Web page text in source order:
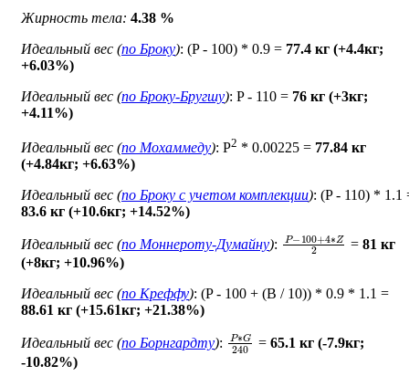
Жирность тела: 4.38 %
Идеальный вес (по Броку): (P - 100) * 0.9 = 77.4 кг (+4.4кг;
+6.03%)
Идеальный вес (по Броку-Бругшу): P - 110 = 76 кг (+3кг;
+4.11%)
Идеальный вес (по Мохаммеду): P2 * 0.00225 = 77.84 кг
(+4.84кг; +6.63%)
Идеальный вес (по Броку c учетом комплекции): (P - 110) * 1.1
83.6 кг (+10.6кг; +14.52%)
Идеальный вес (по Моннероту-Думайну): P− 100 +4∗ 2
=81 кг
(+8кг; +10.96%)
Идеальный вес (по Креффу): (P - 100 + (B / 10)) * 0.9 * 1.1 =
88.61 кг (+15.61кг; +21.38%)
Идеальный вес (по Борнгардту): P∗G 240
=65.1 кг (-7.9кг;
-10.82%)